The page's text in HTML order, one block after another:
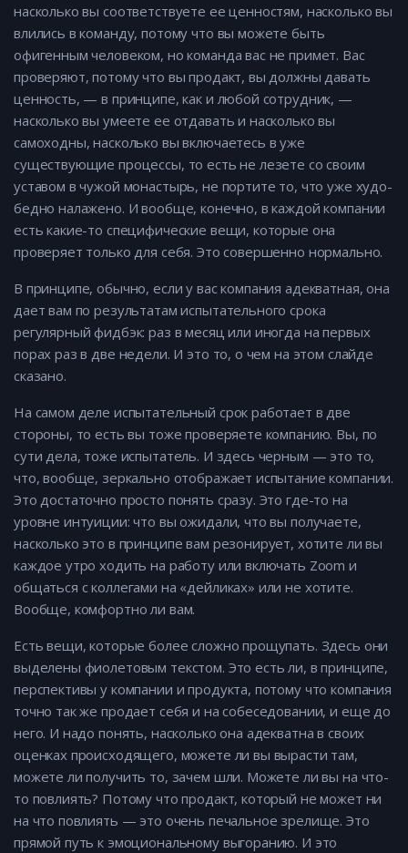
насколько вы соответствуете ее ценностям, насколько вы
влились в команду, потому что вы можете быть
офигенным человеком, но команда вас не примет. Вас
проверяют, потому что вы продакт, вы должны давать
ценность, — в принципе, как и любой сотрудник, —
насколько вы умеете ее отдавать и насколько вы
самоходны, насколько вы включаетесь в уже
существующие процессы, то есть не лезете со своим
уставом в чужой монастырь, не портите то, что уже худо-
бедно налажено. И вообще, конечно, в каждой компании
есть какие-то специфические вещи, которые она
проверяет только для себя. Это совершенно нормально.
В принципе, обычно, если у вас компания адекватная, она
дает вам по результатам испытательного срока
регулярный фидбэк: раз в месяц или иногда на первых
порах раз в две недели. И это то, о чем на этом слайде
сказано.
На самом деле испытательный срок работает в две
стороны, то есть вы тоже проверяете компанию. Вы, по
сути дела, тоже испытатель. И здесь черным — это то,
что, вообще, зеркально отображает испытание компании.
Это достаточно просто понять сразу. Это где-то на
уровне интуиции: что вы ожидали, что вы получаете,
насколько это в принципе вам резонирует, хотите ли вы
каждое утро ходить на работу или включать Zoom и
общаться с коллегами на «дейликах» или не хотите.
Вообще, комфортно ли вам.
Есть вещи, которые более сложно прощупать. Здесь они
выделены фиолетовым текстом. Это есть ли, в принципе,
перспективы у компании и продукта, потому что компания
точно так же продает себя и на собеседовании, и еще до
него. И надо понять, насколько она адекватна в своих
оценках происходящего, можете ли вы вырасти там,
можете ли получить то, зачем шли. Можете ли вы на что-
то повлиять? Потому что продакт, который не может ни
на что повлиять — это очень печальное зрелище. Это
прямой путь к эмоциональному выгоранию. И это